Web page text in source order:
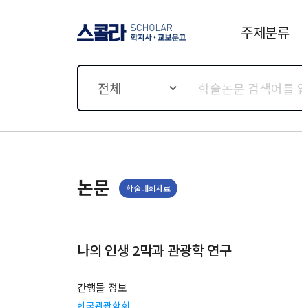
주제분류
전체
논문 학술대회자료
나의 인생 2막과 관광학 연구
간행물 정보